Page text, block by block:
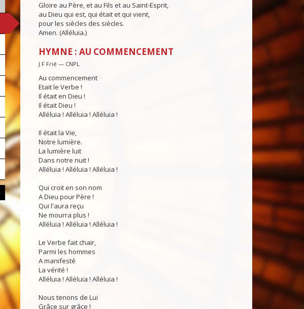
Gloire au Père, et au Fils et au Saint-Esprit,
au Dieu qui est, qui était et qui vient,
pour les siècles des siècles.
Amen. (Alléluia.)
HYMNE : AU COMMENCEMENT
J.F Frié — CNPL
Au commencement
Etait le Verbe !
Il était en Dieu !
Il était Dieu !
Alléluia ! Alléluia ! Alléluia !
Il était la Vie,
Notre lumière.
La lumière luit
Dans notre nuit !
Alléluia ! Alléluia ! Alléluia !
Qui croit en son nom
A Dieu pour Père !
Qui l'aura reçu
Ne mourra plus !
Alléluia ! Alléluia ! Alléluia !
Le Verbe fait chair,
Parmi les hommes
A manifesté
La vérité !
Alléluia ! Alléluia ! Alléluia !
Nous tenons de Lui
Grâce sur grâce !